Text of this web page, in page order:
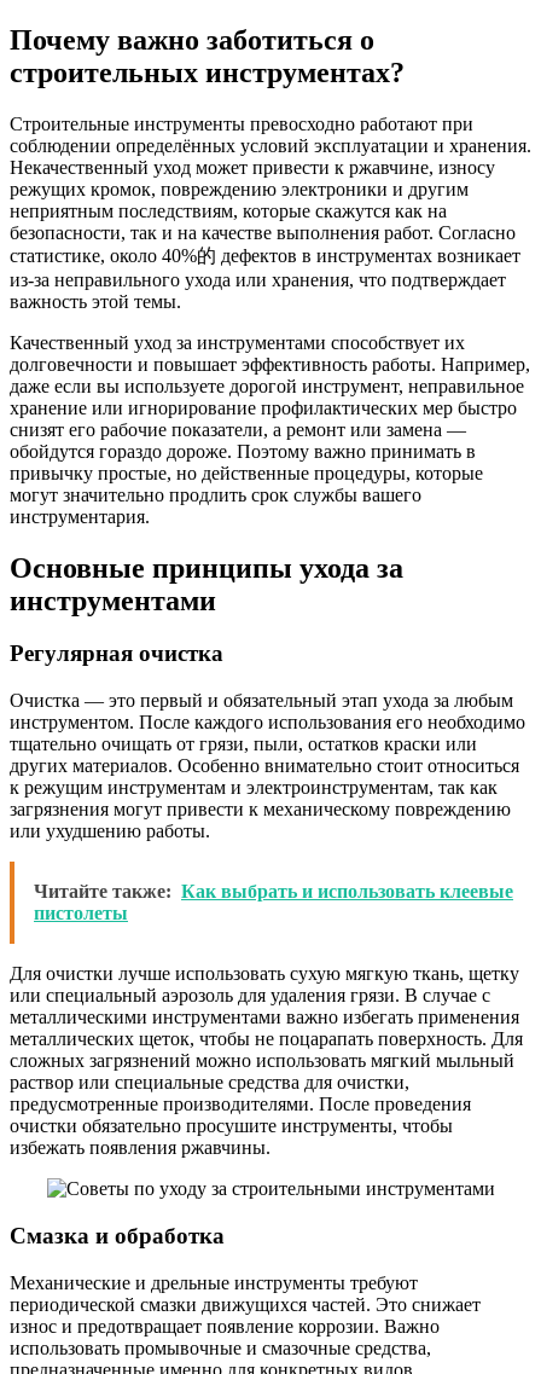
Почему важно заботиться о
строительных инструментах?
Строительные инструменты превосходно работают при
соблюдении определённых условий эксплуатации и хранения.
Некачественный уход может привести к ржавчине, износу
режущих кромок, повреждению электроники и другим
неприятным последствиям, которые скажутся как на
безопасности, так и на качестве выполнения работ. Согласно
статистике, около 40%的 дефектов в инструментах возникает
из-за неправильного ухода или хранения, что подтверждает
важность этой темы.
Качественный уход за инструментами способствует их
долговечности и повышает эффективность работы. Например,
даже если вы используете дорогой инструмент, неправильное
хранение или игнорирование профилактических мер быстро
снизят его рабочие показатели, а ремонт или замена —
обойдутся гораздо дороже. Поэтому важно принимать в
привычку простые, но действенные процедуры, которые
могут значительно продлить срок службы вашего
инструментария.
Основные принципы ухода за
инструментами
Регулярная очистка
Очистка — это первый и обязательный этап ухода за любым
инструментом. После каждого использования его необходимо
тщательно очищать от грязи, пыли, остатков краски или
других материалов. Особенно внимательно стоит относиться
к режущим инструментам и электроинструментам, так как
загрязнения могут привести к механическому повреждению
или ухудшению работы.
Читайте также: Как выбрать и использовать клеевые
пистолеты
Для очистки лучше использовать сухую мягкую ткань, щетку
или специальный аэрозоль для удаления грязи. В случае с
металлическими инструментами важно избегать применения
металлических щеток, чтобы не поцарапать поверхность. Для
сложных загрязнений можно использовать мягкий мыльный
раствор или специальные средства для очистки,
предусмотренные производителями. После проведения
очистки обязательно просушите инструменты, чтобы
избежать появления ржавчины.
Смазка и обработка
Механические и дрельные инструменты требуют
периодической смазки движущихся частей. Это снижает
износ и предотвращает появление коррозии. Важно
использовать промывочные и смазочные средства,
предназначенные именно для конкретных видов